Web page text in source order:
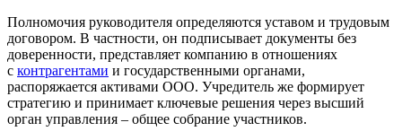
Полномочия руководителя определяются уставом и трудовым
договором. В частности, он подписывает документы без
доверенности, представляет компанию в отношениях
с контрагентами и государственными органами,
распоряжается активами ООО. Учредитель же формирует
стратегию и принимает ключевые решения через высший
орган управления – общее собрание участников.